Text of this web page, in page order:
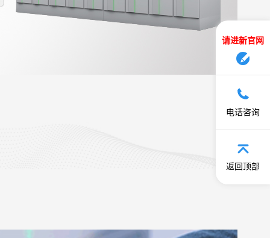
请进新官网
电话咨询
返回顶部